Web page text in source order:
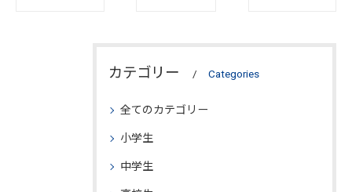
カテゴリー Categories
全てのカテゴリー
小学生
中学生